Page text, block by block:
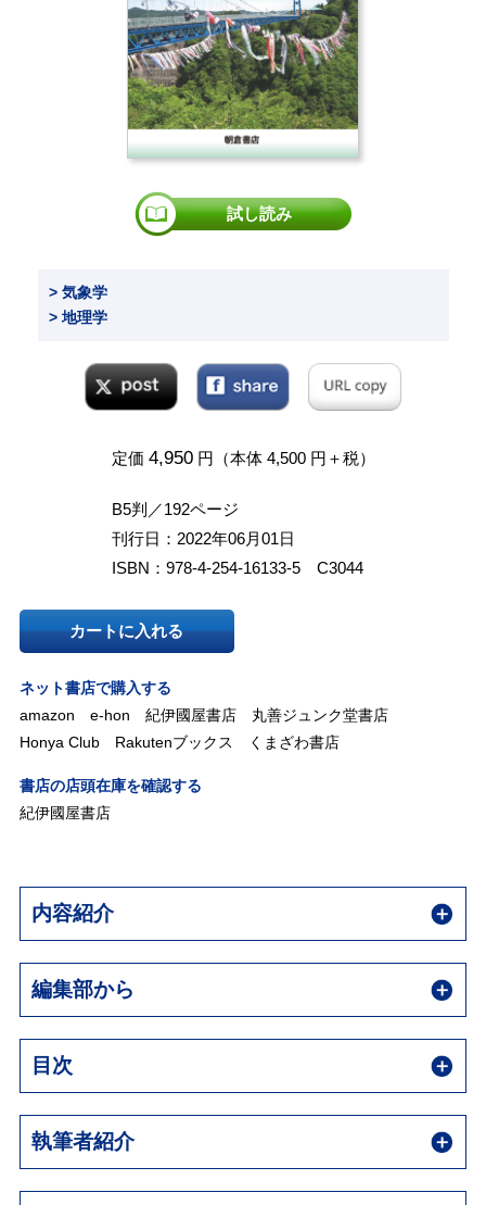
試し読み
> 気象学
> 地理学
定価 4,950円（本体 4,500 円＋税）
B5判／192ページ
刊行日：2022年06月01日
ISBN：978-4-254-16133-5 C3044
カートに入れる
ネット書店で購入する
amazon
e-hon 紀伊國屋書店
丸善ジュンク堂書店
Honya Club
Rakutenブックス くまざわ書店
書店の店頭在庫を確認する
紀伊國屋書店
内容紹介
編集部から
目次
執筆者紹介